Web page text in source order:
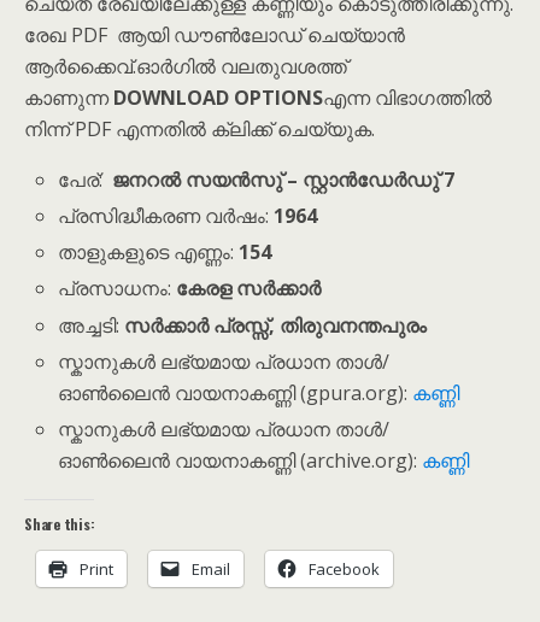
രേഖ PDF ആയി ഡൗൺലോഡ് ചെയ്യാൻ
ആർക്കൈവ്.ഓർഗിൽ വലതുവശത്ത്
കാണുന്നDOWNLOAD OPTIONSഎന്ന വിഭാഗത്തിൽ
നിന്ന് PDF എന്നതിൽ ക്ലിക്ക് ചെയ്യുക.
പേര്: ജനറൽ സയൻസു് – സ്റ്റാൻഡേർഡു് 7
പ്രസിദ്ധീകരണ വർഷം: 1964
താളുകളുടെ എണ്ണം: 154
പ്രസാധനം: കേരള സർക്കാർ
അച്ചടി: സർക്കാർ പ്രസ്സ്, തിരുവനന്തപുരം
സ്കാനുകൾ ലഭ്യമായ പ്രധാന താൾ/
ഓൺലൈൻ വായനാകണ്ണി (gpura.org): കണ്ണി
സ്കാനുകൾ ലഭ്യമായ പ്രധാന താൾ/
ഓൺലൈൻ വായനാകണ്ണി (archive.org): കണ്ണി
Share this:
Print Email Facebook